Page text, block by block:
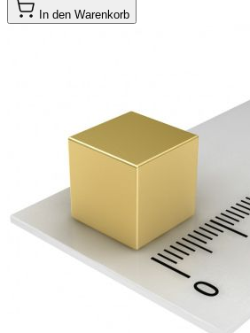
In den Warenkorb